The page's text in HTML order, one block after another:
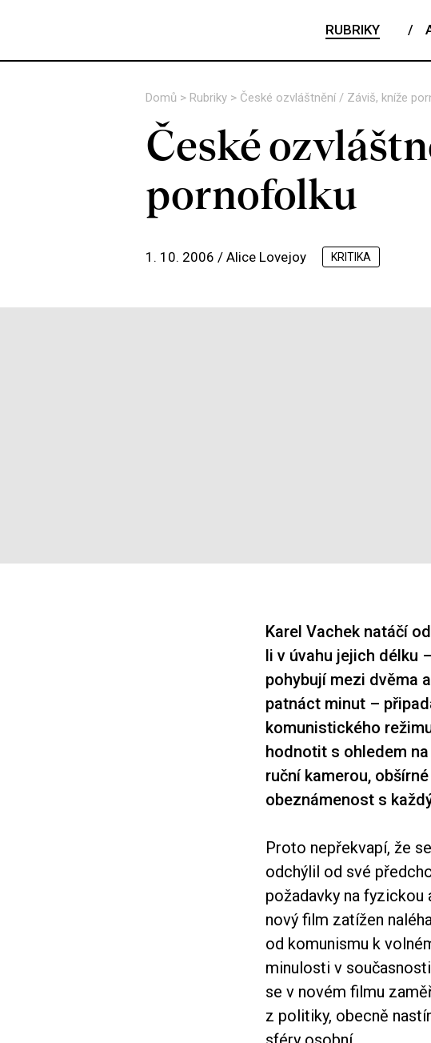
RUBRIKY /
Domů > Rubriky > České ozvláštnění / Záviš, kníže
České
pornofolku
1. 10. 2006 / Alice Lovejoy KRITIKA
Karel Vachek natáčí
li v úvahu jejich délku
pohybují mezi dvěma
patnáct minut –
komunistického
hodnotit s ohledem
ruční kamerou,
obeznámenost s
Proto nepřekvapí, že
odchýlil od své
požadavky na
nový film zatížen
od komunismu k
minulosti v
se v novém filmu
z politiky, obecně